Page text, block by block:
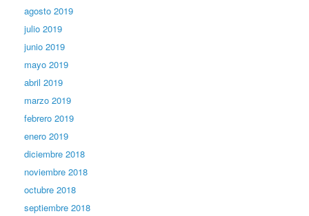
agosto 2019
julio 2019
junio 2019
mayo 2019
abril 2019
marzo 2019
febrero 2019
enero 2019
diciembre 2018
noviembre 2018
octubre 2018
septiembre 2018